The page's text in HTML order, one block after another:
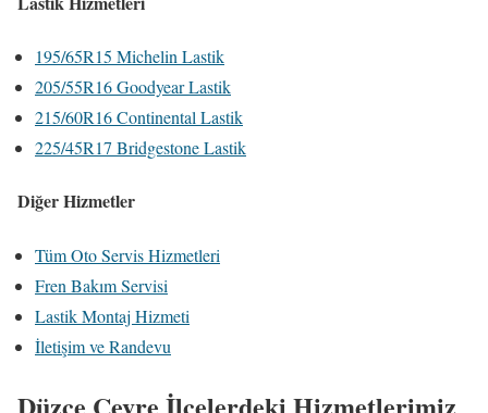
195/65R15 Michelin Lastik
205/55R16 Goodyear Lastik
215/60R16 Continental Lastik
225/45R17 Bridgestone Lastik
Diğer Hizmetler
Tüm Oto Servis Hizmetleri
Fren Bakım Servisi
Lastik Montaj Hizmeti
İletişim ve Randevu